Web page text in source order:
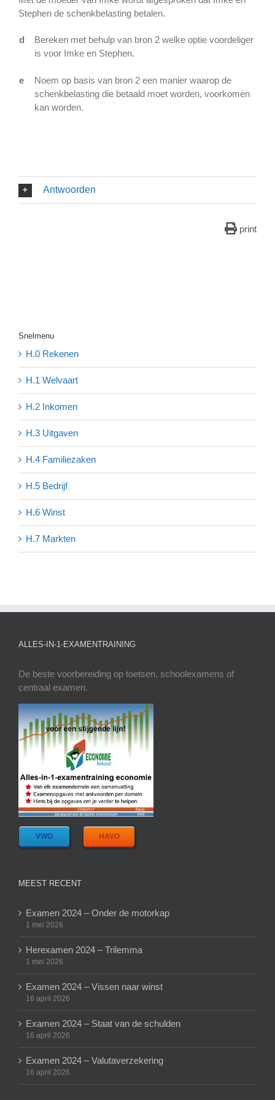
Stephen de schenkbelasting betalen.
d
Bereken met behulp van bron 2 welke optie voordeliger
is voor Imke en Stephen.
e
Noem op basis van bron 2 een manier waarop de
schenkbelasting die betaald moet worden, voorkomen
kan worden.
Antwoorden
print
Snelmenu
H.0 Rekenen
H.1 Welvaart
H.2 Inkomen
H.3 Uitgaven
H.4 Familiezaken
H.5 Bedrijf
H.6 Winst
H.7 Markten
ALLES-IN-1-EXAMENTRAINING
De beste voorbereiding op toetsen, schoolexamens of
centraal examen.
VWO HAVO
MEEST RECENT
Examen 2024 – Onder de motorkap
1 mei 2026
Herexamen 2024 – Trilemma
1 mei 2026
Examen 2024 – Vissen naar winst
16 april 2026
Examen 2024 – Staat van de schulden
16 april 2026
Examen 2024 – Valutaverzekering
16 april 2026